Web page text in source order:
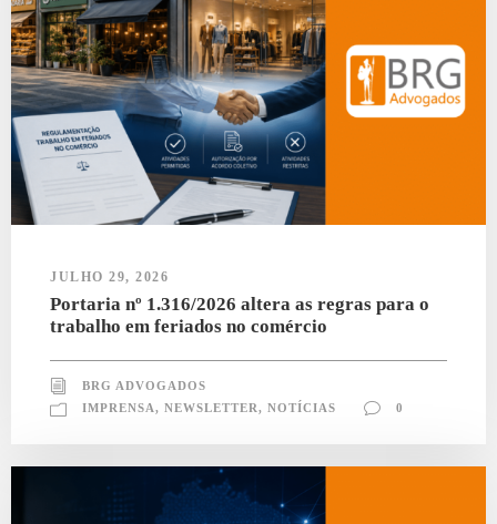
JULHO 29, 2026
Portaria nº 1.316/2026 altera as regras para o
trabalho em feriados no comércio
BRG ADVOGADOS
IMPRENSA
NEWSLETTER NOTÍCIAS 0